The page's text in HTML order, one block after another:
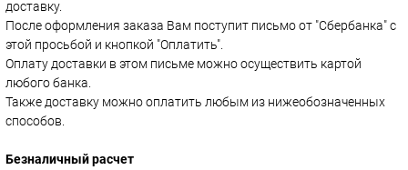
доставку.
После оформления заказа Вам поступит письмо от "Сбербанка" с
этой просьбой и кнопкой "Оплатить".
Оплату доставки в этом письме можно осуществить картой
любого банка.
Также доставку можно оплатить любым из нижеобозначенных
способов.
Безналичный расчет